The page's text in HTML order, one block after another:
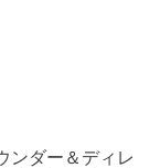
ンダー＆ディレ